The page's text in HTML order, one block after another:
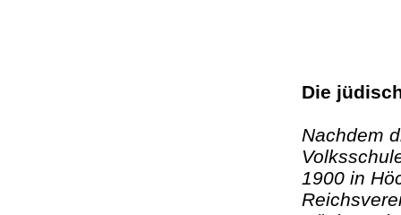
Die
Nachdem
1900 in